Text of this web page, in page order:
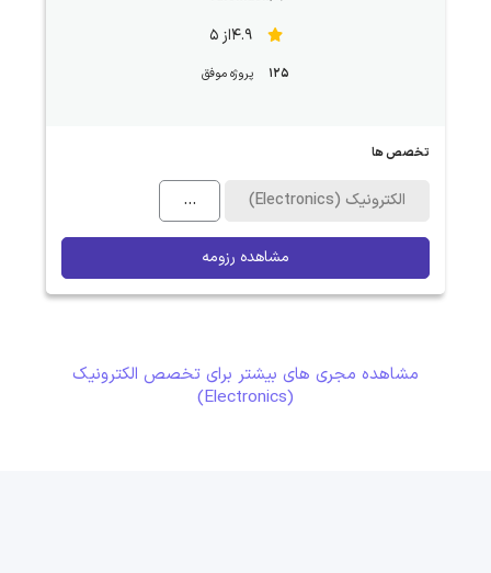
4.9از 5
125 پروژه موفق
تخصص ها
الکترونیک (Electronics) ...
مشاهده رزومه
مشاهده مجری های بیشتر برای تخصص الکترونیک
(Electronics)